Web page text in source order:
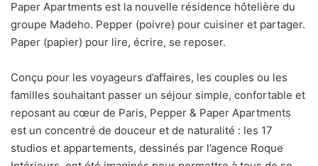
Paper Apartments est la nouvelle résidence hôtelière du
groupe Madeho. Pepper (poivre) pour cuisiner et partager.
Paper (papier) pour lire, écrire, se reposer.
Conçu pour les voyageurs d’affaires, les couples ou les
familles souhaitant passer un séjour simple, confortable et
reposant au cœur de Paris, Pepper & Paper Apartments
est un concentré de douceur et de naturalité : les 17
studios et appartements, dessinés par l’agence Roque